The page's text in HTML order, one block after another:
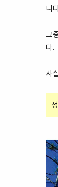
니
그
다.
사